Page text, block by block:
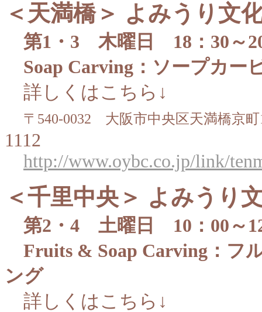
＜天満橋＞ よみうり
第1・3 木曜日 18：30～
Soap Carving：ソープカー
詳しくはこちら↓
〒540-0032 大阪市中央区天満橋
1112
http://www.oybc.co.jp/link/
＜千里中央＞ よみう
第2・4 土曜日 10：00～
Fruits & Soap Carving：フ
ング
詳しくはこちら↓